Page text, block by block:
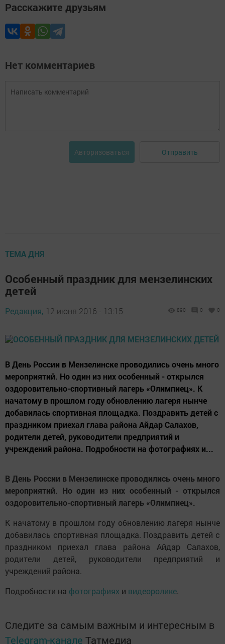
Расскажите друзьям
Нет комментариев
Авторизоваться Отправить
ТЕМА ДНЯ
Особенный праздник для мензелинских
детей
Редакция, 12 июня 2016 - 13:15 890 0 0
В День России в Мензелинске проводились очень много
мероприятий. Но один из них особенный - открылся
оздоровительно-спортивный лагерь «Олимпиец». К
начатому в прошлом году обновлению лагеря нынче
добавилась спортивная площадка. Поздравить детей с
праздником приехал глава района Айдар Салахов,
родители детей, руководители предприятий и
учреждений района. Подробности на фотографиях и...
В День России в Мензелинске проводились очень много
мероприятий. Но один из них особенный - открылся
оздоровительно-спортивный лагерь «Олимпиец».
К начатому в прошлом году обновлению лагеря нынче
добавилась спортивная площадка. Поздравить детей с
праздником приехал глава района Айдар Салахов,
родители детей, руководители предприятий и
учреждений района.
Подробности на фотографиях и видеоролике.
Следите за самым важным и интересным в
Telegram-канале Татмедиа